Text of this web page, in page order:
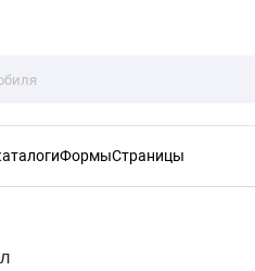
ФормыСтраницы